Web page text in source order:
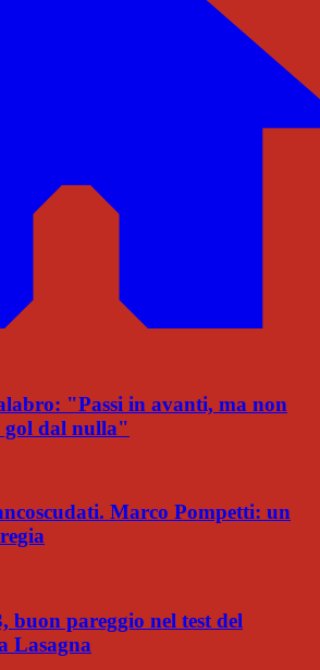
"Passi in avanti, ma non
gol dal nulla"
Marco Pompetti: un
buon pareggio nel test del
Lasagna